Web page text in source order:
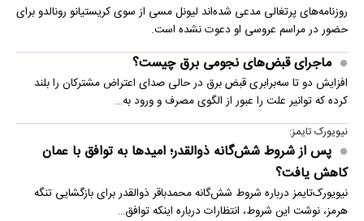
روزنامه‌های پرتغالی مدعی شده‌اند لیونل مسی از سوی کریستیانو رونالدو برای
حضور در مراسم عروسی او دعوت نشده است.
ماجرای قبض‌های نجومی برق چیست؟
افزایش دو تا سه‌برابری قبض برق در حالی صدای اعتراض مشترکان را بلند
کرده که توانیر علت را عبور از الگوی مصرف و ورود به…
نیویورک تایمز:
پس از شروط شش‌گانه ذوالقدر؛ امیدها به توافق با عمان
کاهش یافت؟
نیویورک‌تایمز درباره شروط شش‌گانه محمدباقر ذوالقدر برای بازگشایی تنگه
هرمز، نوشت این شروط، انتظارات درباره اینکه توافق…